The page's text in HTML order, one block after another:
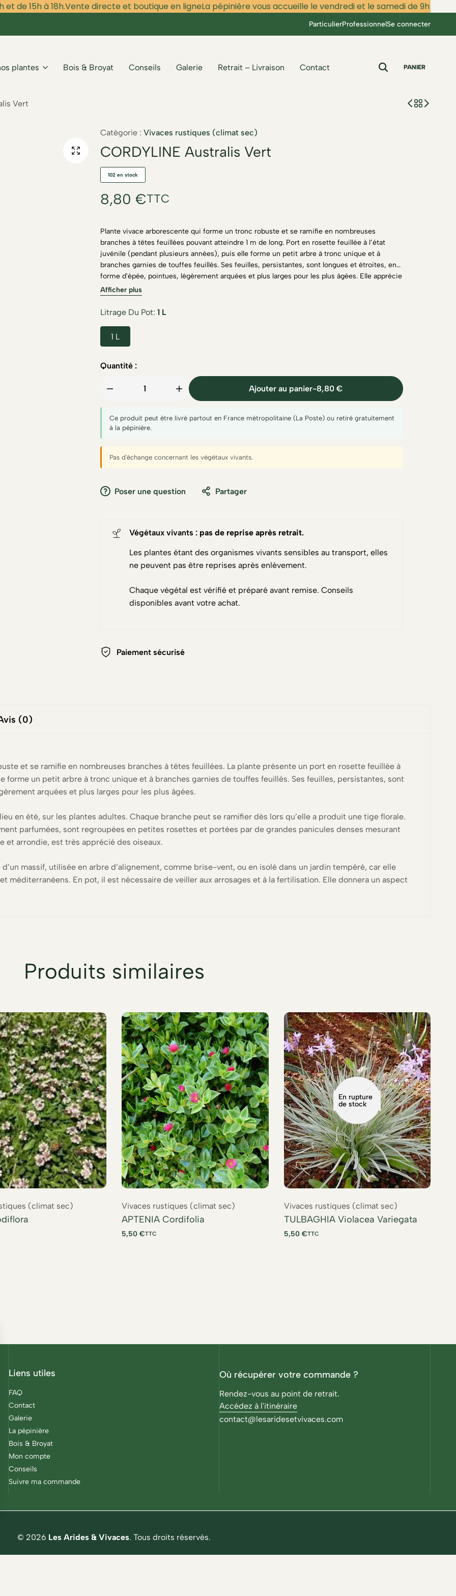
15h à 18h.Vente directe et boutique en ligneLa pépinière vous accueille le vendredi et le samedi de 9h à 12h et
ParticulierProfessionnelSe connecter
plantes Bois & Broyat Conseils Galerie Retrait – Livraison Contact PANIER
Vert
Catégorie : Vivaces rustiques (climat sec)
CORDYLINE Australis Vert
102 en stock
8,80 €TTC
Plante vivace arborescente qui forme un tronc robuste et se ramifie en nombreuses
branches à têtes feuillées pouvant atteindre 1 m de long. Port en rosette feuillée à l’état
juvénile (pendant plusieurs années), puis elle forme un petit arbre à tronc unique et à
branches garnies de touffes feuillés. Ses feuilles, persistantes, sont longues et étroites, en
forme d'épée, pointues, légèrement arquées et plus larges pour les plus âgées. Elle apprécie
particulièrement les climats atlantiques et méditerranéens
Afficher plus
Litrage Du Pot 1 L
1 L
Quantité :
Ajouter au panier-8,80 €
Ce produit peut être livré partout en France métropolitaine (La Poste) ou retiré gratuitement
à la pépinière.
Pas d'échange concernant les végétaux vivants.
Poser une question Partager
Végétaux vivants : pas de reprise après retrait.
Les plantes étant des organismes vivants sensibles au transport, elles
ne peuvent pas être reprises après enlèvement.
Chaque végétal est vérifié et préparé avant remise. Conseils
disponibles avant votre achat.
Paiement sécurisé
(0)
et se ramifie en nombreuses branches à têtes feuillées. La plante présente un port en rosette feuillée à
forme un petit arbre à tronc unique et à branches garnies de touffes feuillés. Ses feuilles, persistantes, sont
arquées et plus larges pour les plus âgées.
en été, sur les plantes adultes. Chaque branche peut se ramifier dès lors qu’elle a produit une tige florale.
parfumées, sont regroupées en petites rosettes et portées par de grandes panicules denses mesurant
et arrondie, est très apprécié des oiseaux.
massif, utilisée en arbre d’alignement, comme brise-vent, ou en isolé dans un jardin tempéré, car elle
En pot, il est nécessaire de veiller aux arrosages et à la fertilisation. Elle donnera un aspect
Produits similaires
(climat sec) Vivaces rustiques (climat sec)
APTENIA Cordifolia
5,50 €TTC
En rupture
de stock
Vivaces rustiques (climat sec)
TULBAGHIA Violacea Variegata
5,50 €TTC
Liens utiles
FAQ
Contact
Galerie
La pépinière
Bois & Broyat
Mon compte
Conseils
Suivre ma commande
Où récupérer votre commande ?
Rendez-vous au point de retrait.
Accédez à l'itinéraire
contact@lesaridesetvivaces.com
© 2026 Les Arides & Vivaces. Tous droits réservés.